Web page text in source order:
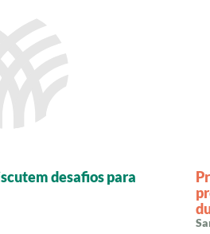
desafios para